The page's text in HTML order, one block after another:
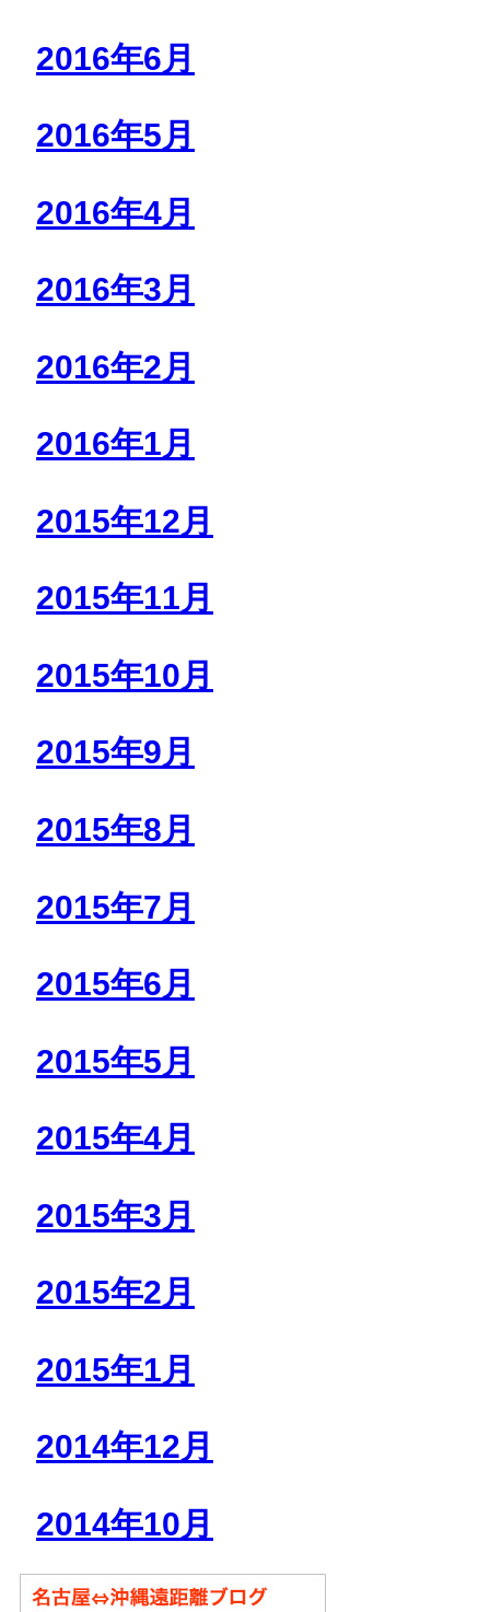
2016年6月
2016年5月
2016年4月
2016年3月
2016年2月
2016年1月
2015年12月
2015年11月
2015年10月
2015年9月
2015年8月
2015年7月
2015年6月
2015年5月
2015年4月
2015年3月
2015年2月
2015年1月
2014年12月
2014年10月